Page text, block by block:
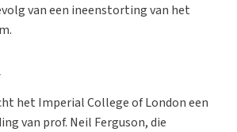
van een ineenstorting van het
het Imperial College of London een
van prof. Neil Ferguson, die